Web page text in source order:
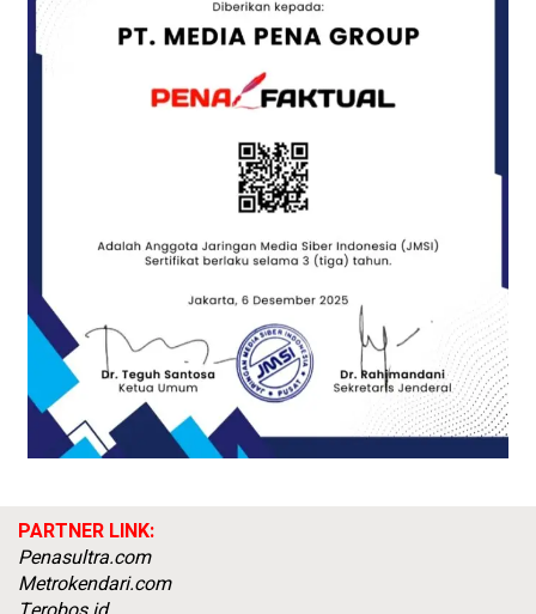
PARTNER LINK:
Penasultra.com
Metrokendari.com